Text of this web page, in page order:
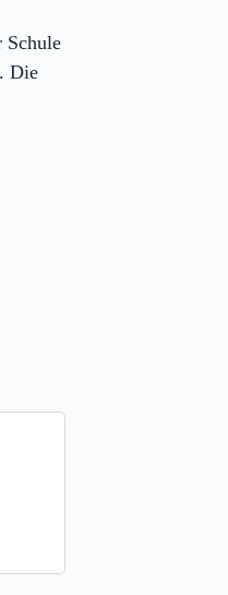
Schule
Die